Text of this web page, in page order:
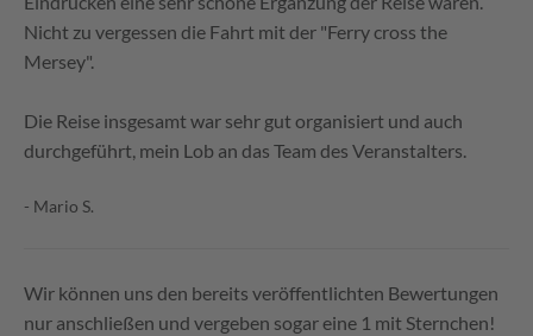
Nicht zu vergessen die Fahrt mit der "Ferry cross the
Mersey".
Die Reise insgesamt war sehr gut organisiert und auch
durchgeführt, mein Lob an das Team des Veranstalters.
- Mario S.
Wir können uns den bereits veröffentlichten Bewertungen
nur anschließen und vergeben sogar eine 1 mit Sternchen!